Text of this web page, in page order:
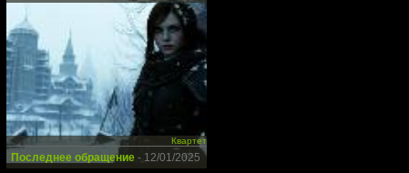
Квартет
Последнее обращение - 12/01/2025